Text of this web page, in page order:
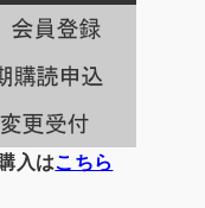
入はこちら